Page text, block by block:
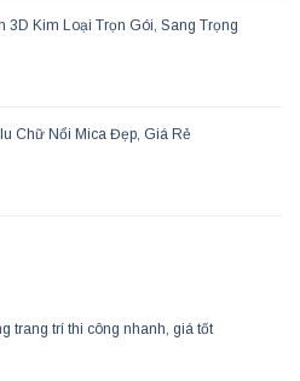
3D Kim Loại Trọn Gói, Sang Trọng
Chữ Nổi Mica Đẹp, Giá Rẻ
trang trí thi công nhanh, giá tốt